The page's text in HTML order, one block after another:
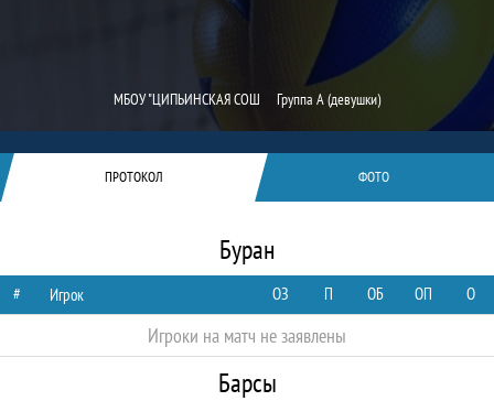
МБОУ "ЦИПЬИНСКАЯ СОШ Группа А (девушки)
ПРОТОКОЛ ФОТО
Буран
# Игрок ОЗ П ОБ ОП О
Игроки на матч не заявлены
Барсы